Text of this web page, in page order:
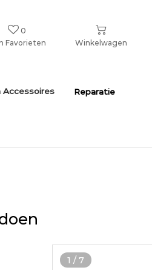
0
Favorieten
Winkelwagen
Accessoires Reparatie
1 / 7